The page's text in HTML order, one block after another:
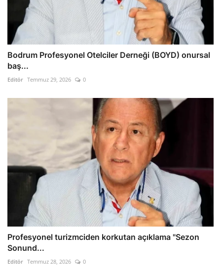
Bodrum Profesyonel Otelciler Derneği (BOYD) onursal
baş...
Editör Temmuz 29, 2026 0
Profesyonel turizmciden korkutan açıklama "Sezon
Sonund...
Editör Temmuz 28, 2026 0